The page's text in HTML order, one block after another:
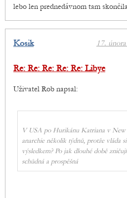
lebo len prednedávnom tam
17.
Kosik
Re: Re: Re: Re: Re: Libye
Uživatel Rob napsal:
V USA po Hurikánu Katriana v New
anarchie několik týdnů, protže vláda
výsledkem? Po jak dlouhé době
schůdná a prospěšná